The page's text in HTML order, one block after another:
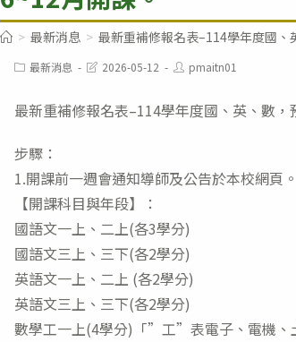
> 最新消息 > 最新重補修報名表–114學年度國、
Post最新消息
Post2026-05-12
Post
author:
pmaitn01
最新重補修報名表–114學年度國、英、數，
步驟：
1.開課前一週會通知導師及公告於本校網頁。
【開課科目與年段】：
國語文一上、二上(各3學分)
國語文三上、三下(各2學分)
英語文一上、二上 (各2學分)
英語文三上、三下(各2學分)
數學工一上(4學分)「”工”表電子、電機、